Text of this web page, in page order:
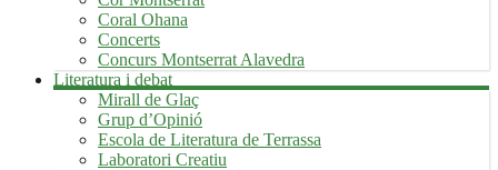
Coral Ohana
Concerts
Concurs Montserrat Alavedra
Literatura i debat
Mirall de Glaç
Grup d’Opinió
Escola de Literatura de Terrassa
Laboratori Creatiu